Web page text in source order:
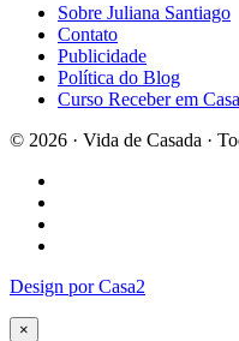
Sobre Juliana Santiago
Contato
Publicidade
Política do Blog
Curso Receber em Casa
© 2026 · Vida de Casada ·
Design por Casa2
×